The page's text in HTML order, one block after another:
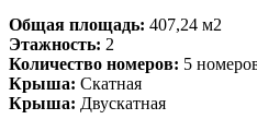
Общая площадь: 407,24 м2
Этажность: 2
Количество номеров: 5
Крыша: Скатная
Крыша: Двускатная